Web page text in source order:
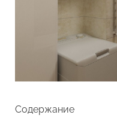
Содержание